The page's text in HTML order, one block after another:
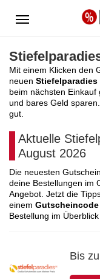
Menü
Mit einem Klicken den
neuen
beim nächsten
und bares Geld
gut.
Aktuelle
August 2026
Die neuesten
deine Bestellungen im
Angebot. Jetzt die
einem
Bestellung im Überblick
Bis